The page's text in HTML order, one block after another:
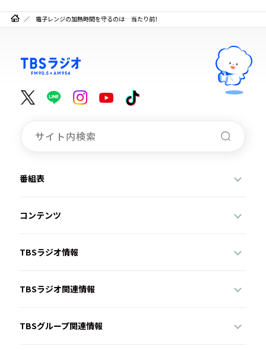
電子レンジの加熱時間を守るのは…当たり前！
番組表
コンテンツ
TBSラジオ情報
TBSラジオ関連情報
TBSグループ関連情報